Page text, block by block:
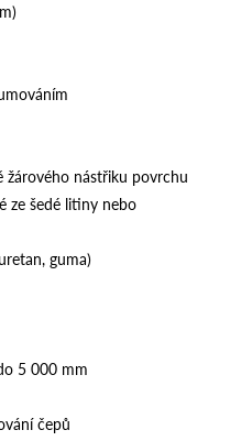
žárového nástřiku povrchu
ze šedé litiny nebo
guma)
5 000 mm
čepů